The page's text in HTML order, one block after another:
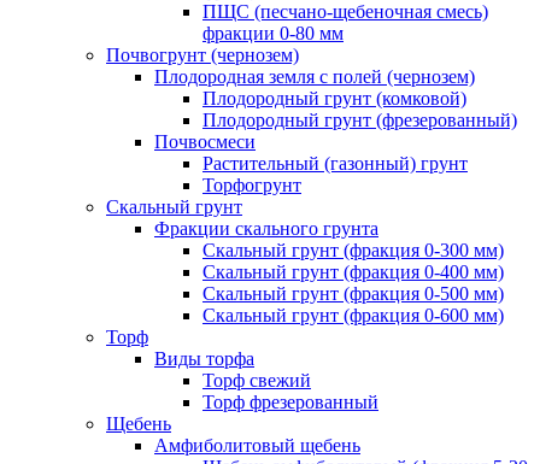
ПЩС (песчано-щебеночная смесь)
фракции 0-80 мм
Почвогрунт (чернозем)
Плодородная земля с полей (чернозем)
Плодородный грунт (комковой)
Плодородный грунт (фрезерованный)
Почвосмеси
Растительный (газонный) грунт
Торфогрунт
Скальный грунт
Фракции скального грунта
Скальный грунт (фракция 0-300 мм)
Скальный грунт (фракция 0-400 мм)
Скальный грунт (фракция 0-500 мм)
Скальный грунт (фракция 0-600 мм)
Торф
Виды торфа
Торф свежий
Торф фрезерованный
Щебень
Амфиболитовый щебень